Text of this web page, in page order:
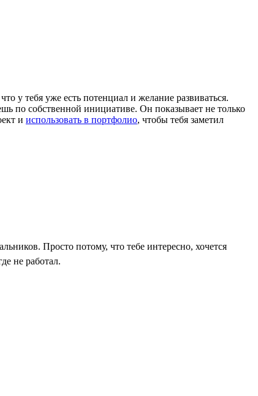
у тебя уже есть потенциал и желание развиваться.
по собственной инициативе. Он показывает не только
и использовать в портфолио, чтобы тебя заметил
Просто потому, что тебе интересно, хочется
не работал.